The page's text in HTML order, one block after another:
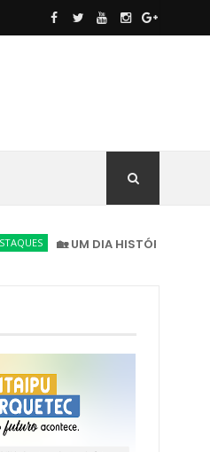
🏡 UM DIA HISTÓRICO PARA NOVA